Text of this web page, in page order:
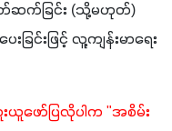
တ်ဆက်ခြင်း (သို့မဟုတ်)
ြင်းဖြင့် လူ့ကျန်းမာရေး
းယူဖော်ပြလိုပါက "အစိမ်း